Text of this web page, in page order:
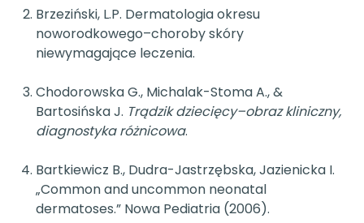
Brzeziński, L.P. Dermatologia okresu
noworodkowego–choroby skóry
niewymagające leczenia.
Chodorowska G., Michalak-Stoma A., &
Bartosińska J. Trądzik dziecięcy–obraz kliniczny,
diagnostyka różnicowa.
Bartkiewicz B., Dudra-Jastrzębska, Jazienicka I.
„Common and uncommon neonatal
dermatoses.” Nowa Pediatria (2006).